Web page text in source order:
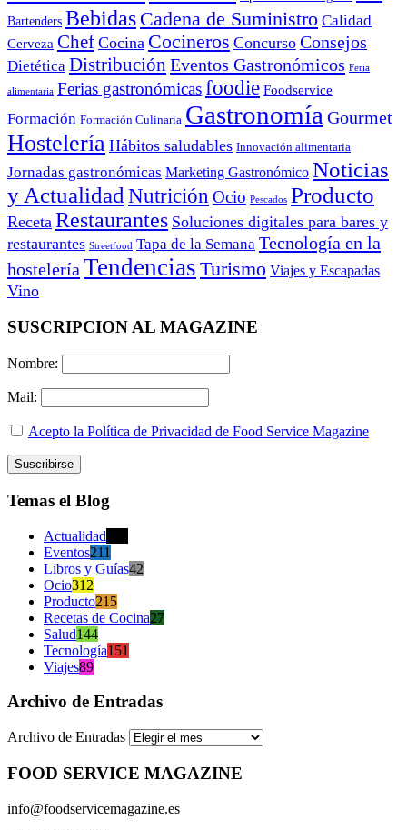
Bartenders Bebidas Cadena de Suministro Calidad
Cerveza Chef Cocina Cocineros Concurso Consejos
Dietética Distribución Eventos Gastronómicos Feria
alimentaria Ferias gastronómicasfoodie Foodservice
Formación Formación Culinaria Gastronomía Gourmet
Hostelería Hábitos saludables Innovación alimentaria
Jornadas gastronómicas Marketing Gastronómico Noticias
y Actualidad Nutrición Ocio Pescados Producto
Receta Restaurantes Soluciones digitales para bares y
restaurantes Streetfood Tapa de la Semana Tecnología en la
hostelería Tendencias Turismo Viajes y Escapadas
Vino
SUSCRIPCION AL MAGAZINE
Nombre:
Mail:
Acepto la Política de Privacidad de Food Service Magazine
Temas el Blog
Actualidad
Eventos211
Libros y Guías42
Ocio312
Producto215
Recetas de Cocina27
Salud144
Tecnología151
Viajes89
Archivo de Entradas
Archivo de Entradas
FOOD SERVICE MAGAZINE
info@foodservicemagazine.es